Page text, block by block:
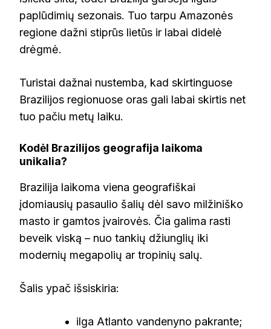
paplūdimių sezonais. Tuo tarpu Amazonės
regione dažni stiprūs lietūs ir labai didelė
drėgmė.
Turistai dažnai nustemba, kad skirtinguose
Brazilijos regionuose oras gali labai skirtis net
tuo pačiu metų laiku.
Kodėl Brazilijos geografija laikoma
unikalia?
Brazilija laikoma viena geografiškai
įdomiausių pasaulio šalių dėl savo milžiniško
masto ir gamtos įvairovės. Čia galima rasti
beveik viską – nuo tankių džiunglių iki
modernių megapolių ar tropinių salų.
Šalis ypač išsiskiria:
ilga Atlanto vandenyno pakrante;